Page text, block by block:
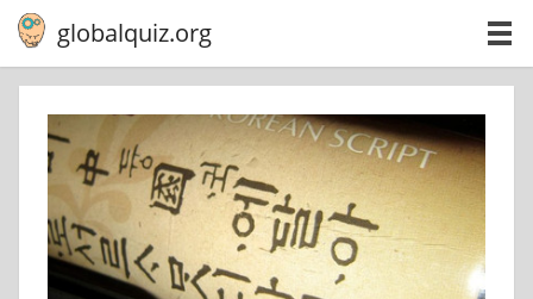
globalquiz.org